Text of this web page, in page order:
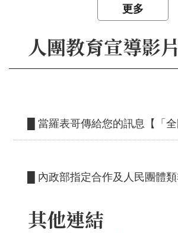
更多
人團教育宣導影片
其他連結